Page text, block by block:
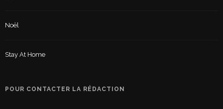
Noël
Stay At Home
POUR CONTACTER LA RÉDACTION